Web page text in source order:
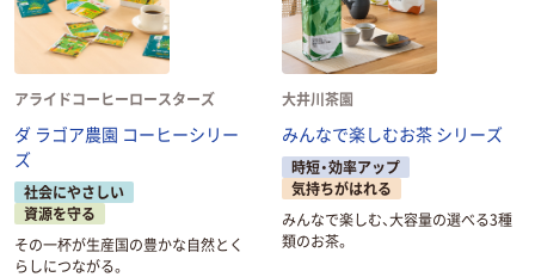
アライドコーヒーロースターズ
ダ ラゴア農園 コーヒーシリー
ズ
社会にやさしい
資源を守る
その一杯が生産国の豊かな自然とく
らしにつながる。
大井川茶園
みんなで楽しむお茶 シリーズ
時短・効率アップ
気持ちがはれる
みんなで楽しむ、大容量の選べる3種
類のお茶。